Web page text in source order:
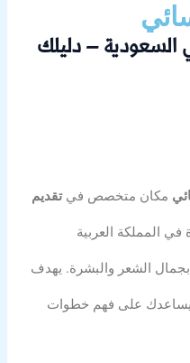
– دليلك
مكان متخصص فيتقديم
في المملكة العربية
بجمال الشعر والبشرة. يهدف
يساعدك على فهم خطوات